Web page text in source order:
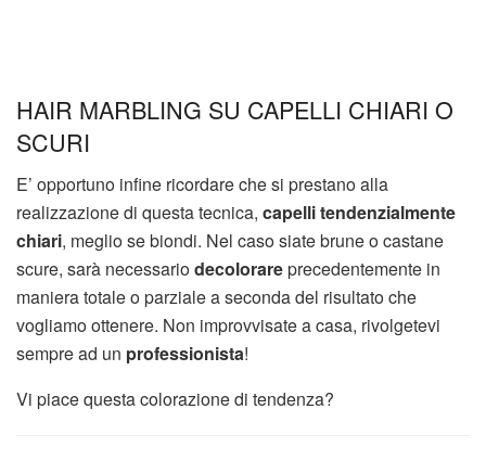
HAIR MARBLING SU CAPELLI CHIARI O
SCURI
E’ opportuno infine ricordare che si prestano alla
realizzazione di questa tecnica, capelli tendenzialmente
chiari, meglio se biondi. Nel caso siate brune o castane
scure, sarà necessariodecolorareprecedentemente in
maniera totale o parziale a seconda del risultato che
vogliamo ottenere. Non improvvisate a casa, rivolgetevi
sempre ad un professionista!
Vi piace questa colorazione di tendenza?